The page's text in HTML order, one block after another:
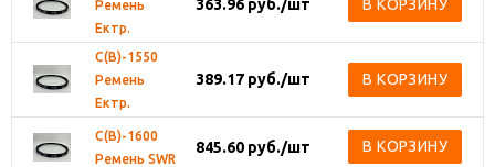
Ремень
Ектр.
363.96 руб./шт В КОРЗИНУ
С(В)-1550
Ремень
Ектр.
389.17 руб./шт В КОРЗИНУ
С(В)-1600
Ремень SWR
845.60 руб./шт В КОРЗИНУ